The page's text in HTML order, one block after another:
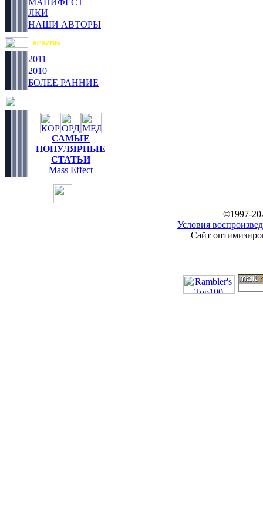
МАНИФЕСТ
ЛКИ
НАШИ АВТОРЫ
АРХИВЫ
2011
2010
БОЛЕЕ РАННИЕ
САМЫЕ
ПОПУЛЯРНЫЕ
СТАТЬИ
Mass Effect
©1997-
Условия
Сайт